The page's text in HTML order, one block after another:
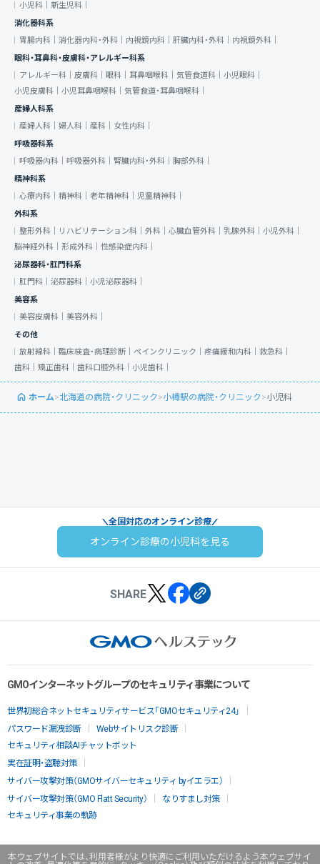
本ウェブサイトでは、利用者様がより快適にご利用いただけるよう本ウェブサイ
小児科｜ 新生児科｜
消化器科系
胃腸内科｜ 消化器内科・外科｜ 内視鏡内科｜ 肝臓内科・外科｜ 内視鏡外科｜
眼科・耳鼻科・皮膚科・アレルギー科系
アレルギー科｜ 皮膚科｜ 眼科｜ 耳鼻咽喉科｜ 気管食道科｜ 小児眼科｜
小児皮膚科｜ 小児耳鼻咽喉科｜ 気管食道・耳鼻咽喉科｜
産婦人科系
産婦人科｜ 婦人科｜ 産科｜ 女性内科｜
呼吸器科系
呼吸器内科｜ 呼吸器外科｜ 腎臓内科・外科｜ 胸部外科｜
精神科系
心療内科｜ 精神科｜ 老年精神科｜ 児童精神科｜
外科系
整形外科｜
リハビリテーション科｜ 外科｜ 心臓血管外科｜ 乳腺外科｜ 小児外科｜
脳神経外科｜ 形成外科｜ 性感染症内科｜
泌尿器科・肛門科系
肛門科｜ 泌尿器科｜ 小児泌尿器科｜
美容系
美容皮膚科｜ 美容外科｜
その他
放射線科｜ 臨床検査・病理診断｜ ペインクリニック｜ 疼痛緩和内科｜ 救急科｜
歯科｜ 矯正歯科｜ 歯科口腔外科｜ 小児歯科｜
ホーム>北海道の病院・クリニック>小樽駅の病院・クリニック>小児科
全国対応のオンライン診療
オンライン診療の小児科を見る
SHARE
GMOインターネットグループのセキュリティ事業について
世界初総合ネットセキュリティサービス「GMOセキュリティ24」
パスワード漏洩診断
Webサイトリスク診断
セキュリティ相談AIチャットボット
実在証明・盗聴対策
サイバー攻撃対策（GMOサイバーセキュリティ byイエラエ）
サイバー攻撃対策（GMO Flatt Security）
なりすまし対策
セキュリティ事業の軌跡